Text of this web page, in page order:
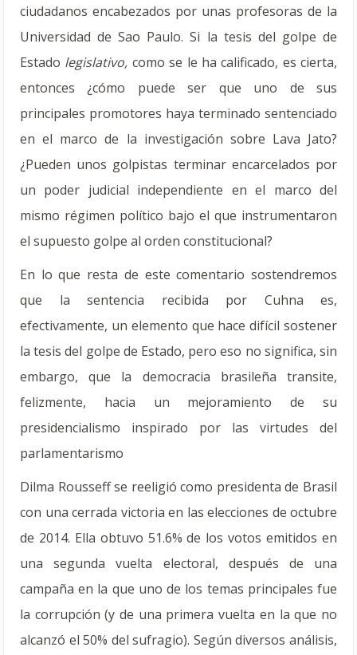
ciudadanos encabezados por unas profesoras de la
Universidad de Sao Paulo. Si la tesis del golpe de
Estado legislativo, como se le ha calificado, es cierta,
entonces ¿cómo puede ser que uno de sus
principales promotores haya terminado sentenciado
en el marco de la investigación sobre Lava Jato?
¿Pueden unos golpistas terminar encarcelados por
un poder judicial independiente en el marco del
mismo régimen político bajo el que instrumentaron
el supuesto golpe al orden constitucional?
En lo que resta de este comentario sostendremos
que la sentencia recibida por Cuhna es,
efectivamente, un elemento que hace difícil sostener
la tesis del golpe de Estado, pero eso no significa, sin
embargo, que la democracia brasileña transite,
felizmente, hacia un mejoramiento de su
presidencialismo inspirado por las virtudes del
parlamentarismo
Dilma Rousseff se reeligió como presidenta de Brasil
con una cerrada victoria en las elecciones de octubre
de 2014. Ella obtuvo 51.6% de los votos emitidos en
una segunda vuelta electoral, después de una
campaña en la que uno de los temas principales fue
la corrupción (y de una primera vuelta en la que no
alcanzó el 50% del sufragio). Según diversos análisis,